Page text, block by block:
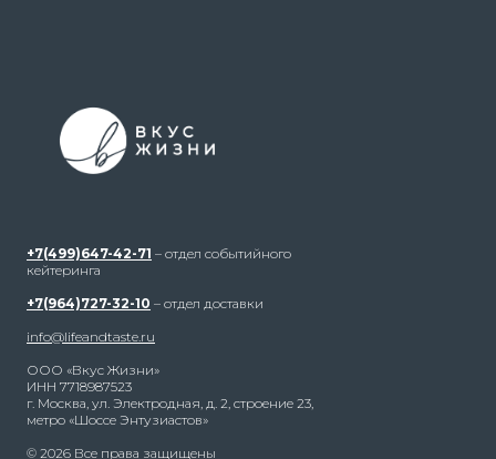
+7(499)647-42-71 – отдел событийного
кейтеринга
+7(964)727-32-10 – отдел доставки
info@lifeandtaste.ru
ООО «Вкус Жизни»
ИНН 7718987523
г. Москва, ул. Электродная, д. 2, строение 23,
метро «Шоссе Энтузиастов»
© 2026 Все права защищены